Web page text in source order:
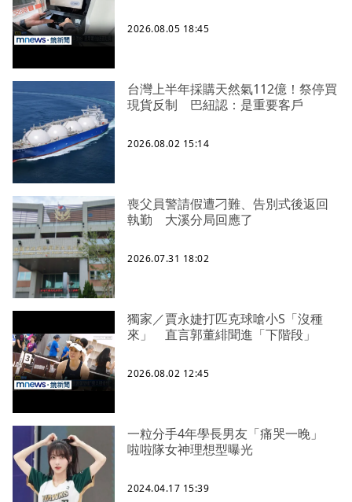
2026.08.05 18:45
台灣上半年採購天然氣112億！祭停買
現貨反制 巴紐認：是重要客戶
2026.08.02 15:14
喪父員警請假遭刁難、告別式後返回
執勤 大溪分局回應了
2026.07.31 18:02
獨家／賈永婕打匹克球嗆小S「沒種
來」 直言郭董緋聞進「下階段」
2026.08.02 12:45
一粒分手4年學長男友「痛哭一晚」
啦啦隊女神理想型曝光
2024.04.17 15:39